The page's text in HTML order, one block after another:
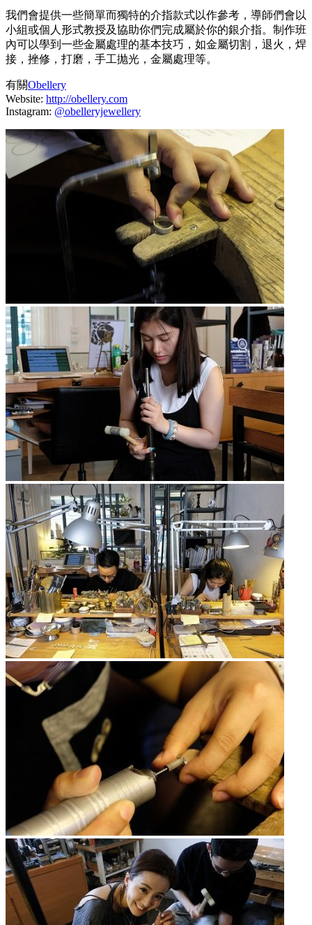
我們會提供一些簡單而獨特的介指款式以作參考，導師們會以
小組或個人形式教授及協助你們完成屬於你的銀介指。制作班
內可以學到一些金屬處理的基本技巧，如金屬切割，退火，焊
接，挫修，打磨，手工抛光，金屬處理等。
有關Obellery
Website: http://obellery.com
Instagram: @obelleryjewellery